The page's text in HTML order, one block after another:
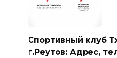
Спортивный клуб
г.Реутов: Адрес,